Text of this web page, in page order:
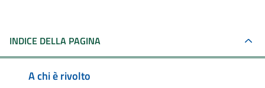
INDICE DELLA PAGINA
A chi è rivolto